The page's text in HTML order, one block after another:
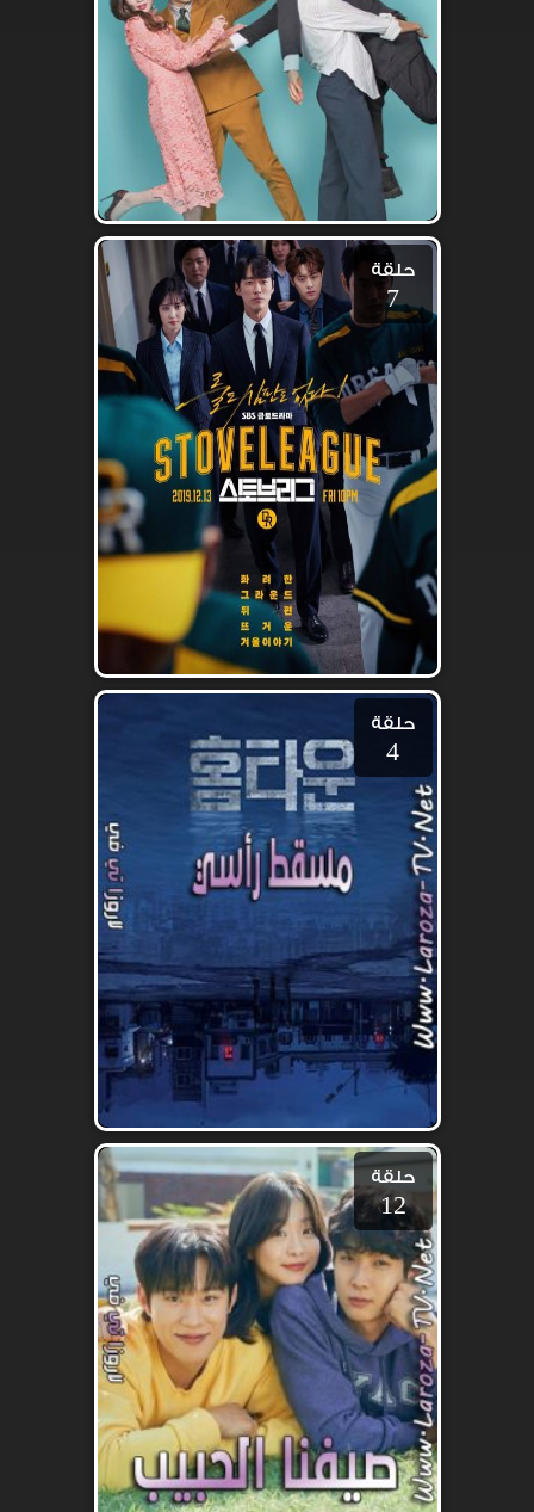
حلقة
7
حلقة
4
حلقة
12